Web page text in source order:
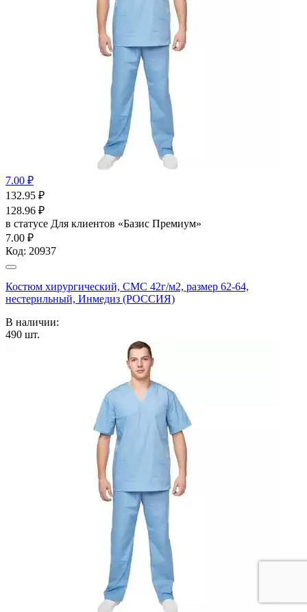
7.00 ₽
132.95 ₽
128.96 ₽
в статусе Для клиентов «Базис Премиум»
7.00 ₽
Код: 20937
Костюм хирургический, СМС 42г/м2, размер 62-64,
нестерильный, Инмедиз (РОССИЯ)
В наличии:
490 шт.